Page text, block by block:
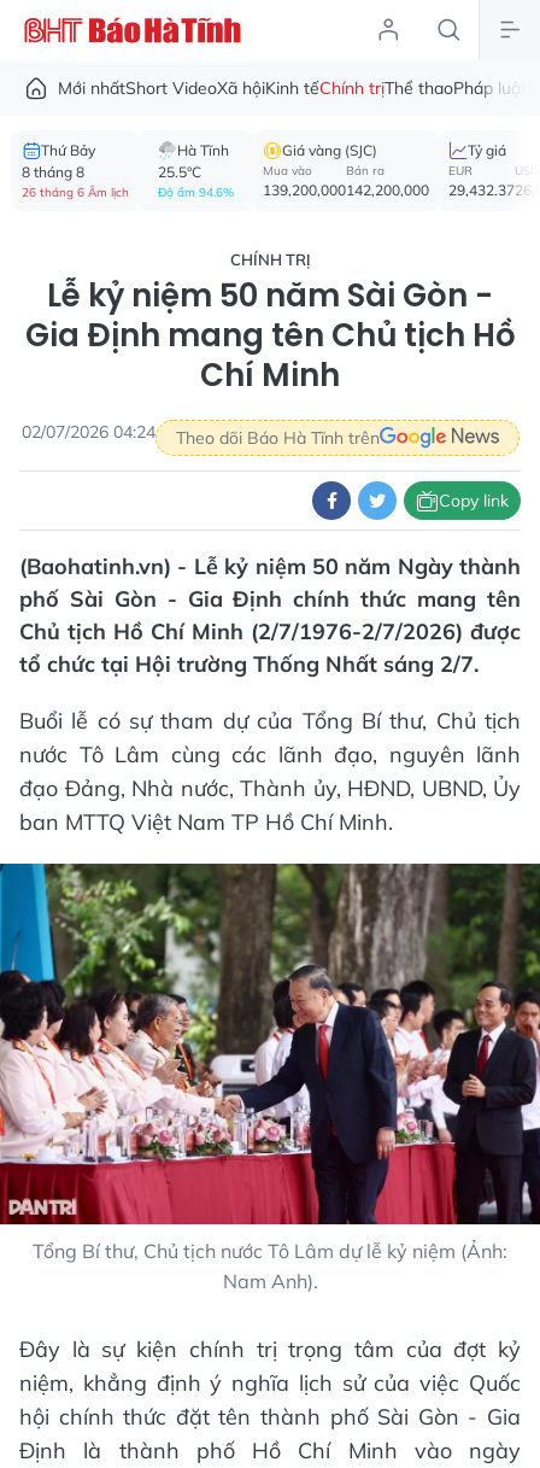
Mới nhấtShort VideoXã hộiKinh tếChính trịThể thaoPháp luật
Thứ Bảy
8 tháng 8
26 tháng 6 Âm lịch
Hà Tĩnh
25.5°C
Độ ẩm 94.6%
Giá vàng (SJC)
Mua vào
139,200,000
Bán ra
142,200,000
Tỷ giá
EUR
29,432.37
USD
CHÍNH TRỊ
Lễ kỷ niệm 50 năm Sài Gòn -
Gia Định mang tên Chủ tịch Hồ
Chí Minh
02/07/2026 04:24 Theo dõi Báo Hà Tĩnh trên
Copy link
(Baohatinh.vn) - Lễ kỷ niệm 50 năm Ngày thành
phố Sài Gòn - Gia Định chính thức mang tên
Chủ tịch Hồ Chí Minh (2/7/1976-2/7/2026) được
tổ chức tại Hội trường Thống Nhất sáng 2/7.
Buổi lễ có sự tham dự của Tổng Bí thư, Chủ tịch
nước Tô Lâm cùng các lãnh đạo, nguyên lãnh
đạo Đảng, Nhà nước, Thành ủy, HĐND, UBND, Ủy
ban MTTQ Việt Nam TP Hồ Chí Minh.
Tổng Bí thư, Chủ tịch nước Tô Lâm dự lễ kỷ niệm (Ảnh:
Nam Anh).
Đây là sự kiện chính trị trọng tâm của đợt kỷ
niệm, khẳng định ý nghĩa lịch sử của việc Quốc
hội chính thức đặt tên thành phố Sài Gòn - Gia
Định là thành phố Hồ Chí Minh vào ngày